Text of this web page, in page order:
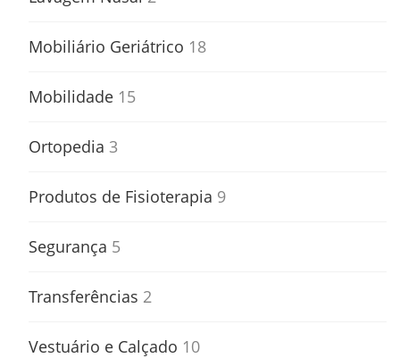
Mobiliário Geriátrico 18
Mobilidade 15
Ortopedia 3
Produtos de Fisioterapia 9
Segurança 5
Transferências 2
Vestuário e Calçado 10